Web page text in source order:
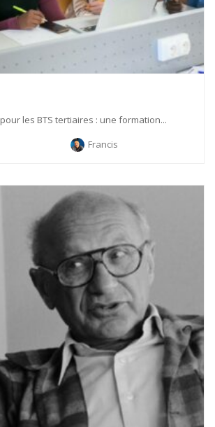
pour les BTS tertiaires : une formation...
Francis